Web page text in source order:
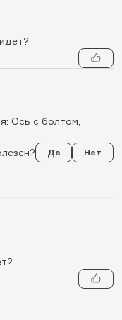
Ось с болтом,
Да Нет